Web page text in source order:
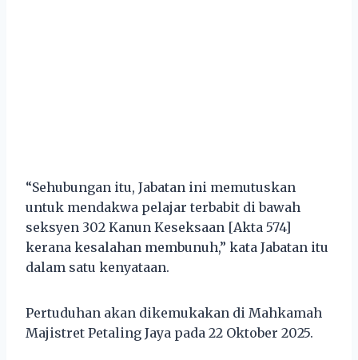
“Sehubungan itu, Jabatan ini memutuskan
untuk mendakwa pelajar terbabit di bawah
seksyen 302 Kanun Keseksaan [Akta 574]
kerana kesalahan membunuh,” kata Jabatan itu
dalam satu kenyataan.
Pertuduhan akan dikemukakan di Mahkamah
Majistret Petaling Jaya pada 22 Oktober 2025.